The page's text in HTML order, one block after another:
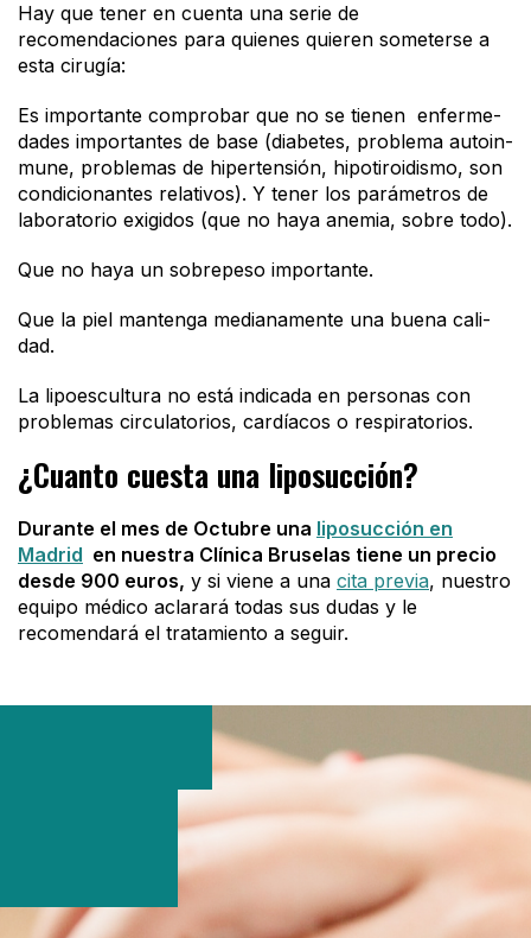
Hay que tener en cuenta una serie de
recomendaciones para quienes quieren someterse a
esta cirugía:
Es importante comprobar que no se tienen en­fer­me­
da­des im­por­tan­tes de ba­se (dia­be­tes, pro­ble­ma au­toin­
mu­ne, pro­ble­mas de hi­per­ten­sión, hi­po­ti­roi­dis­mo, son
con­di­cio­nan­tes re­la­ti­vos). Y te­ner los pa­rá­me­tros de
la­bo­ra­to­rio exigidos (que no haya anemia, so­bre to­do).
Que no haya un so­bre­pe­so im­por­tan­te.
Que la piel man­ten­ga me­dia­na­men­te una bue­na ca­li­
dad.
La lipoescultura no está indicada en personas con
problemas circulatorios, cardíacos o respiratorios.
¿Cuanto cuesta una liposucción?
Durante el mes de Octubre una liposucción en
Madrid en nuestra Clínica Bruselas tiene un precio
desde 900 euros, y si viene a una cita previa, nuestro
equipo médico aclarará todas sus dudas y le
recomendará el tratamiento a seguir.